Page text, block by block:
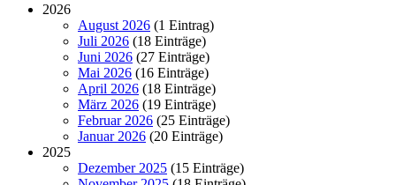
2026
August 2026 (1 Eintrag)
Juli 2026 (18 Einträge)
Juni 2026 (27 Einträge)
Mai 2026 (16 Einträge)
April 2026 (18 Einträge)
März 2026 (19 Einträge)
Februar 2026 (25 Einträge)
Januar 2026 (20 Einträge)
2025
Dezember 2025 (15 Einträge)